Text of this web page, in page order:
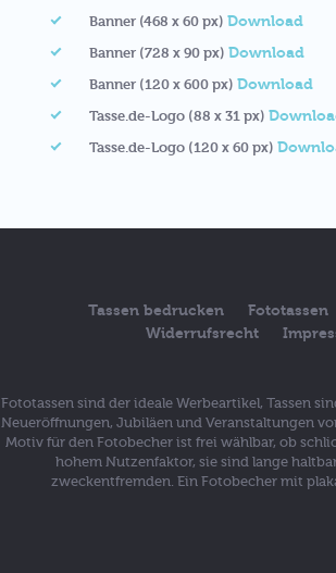
Banner (468 x 60 px) Download
Banner (728 x 90 px) Download
Banner (120 x 600 px) Download
Tasse.de-Logo (88 x 31 px)
Tasse.de-Logo (120 x 60 px)
Tassen bedrucken Fototassen
Widerrufsrecht
Fototassen sind der ideale Werbeartikel, Tassen
Neueröffnungen, Jubiläen und Veranstaltungen
Motiv für den Fotobecher ist frei wählbar, ob
hohem Nutzenfaktor, sie sind lange
zweckentfremden. Ein Fotobecher mit